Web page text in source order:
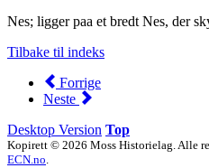
Nes; ligger paa et bredt Nes, der
Tilbake til indeks
Forrige
Neste
Desktop Version Top
Kopirett © 2026 Moss Historielag. Alle
ECN.no.